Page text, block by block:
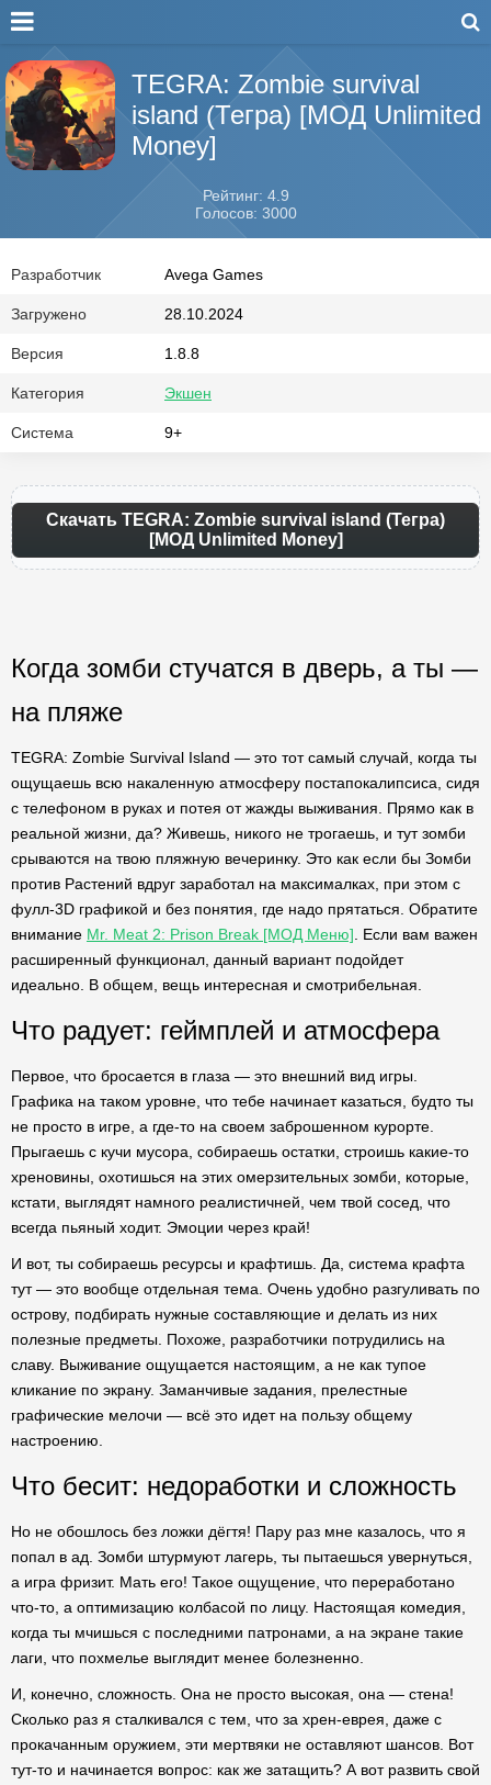
TEGRA: Zombie survival
island (Тегра) [МОД Unlimited
Money]
Рейтинг: 4.9
Голосов: 3000
Разработчик Avega Games
Загружено 28.10.2024
Версия 1.8.8
Категория Экшен
Система 9+
Скачать TEGRA: Zombie survival island (Тегра)
[МОД Unlimited Money]
Когда зомби стучатся в дверь, а ты —
на пляже
TEGRA: Zombie Survival Island — это тот самый случай, когда ты
ощущаешь всю накаленную атмосферу постапокалипсиса, сидя
с телефоном в руках и потея от жажды выживания. Прямо как в
реальной жизни, да? Живешь, никого не трогаешь, и тут зомби
срываются на твою пляжную вечеринку. Это как если бы Зомби
против Растений вдруг заработал на максималках, при этом с
фулл-3D графикой и без понятия, где надо прятаться. Обратите
внимание Mr. Meat 2: Prison Break [МОД Меню] . Если вам важен
расширенный функционал, данный вариант подойдет
идеально. В общем, вещь интересная и смотрибельная.
Что радует: геймплей и атмосфера
Первое, что бросается в глаза — это внешний вид игры.
Графика на таком уровне, что тебе начинает казаться, будто ты
не просто в игре, а где-то на своем заброшенном курорте.
Прыгаешь с кучи мусора, собираешь остатки, строишь какие-то
хреновины, охотишься на этих омерзительных зомби, которые,
кстати, выглядят намного реалистичней, чем твой сосед, что
всегда пьяный ходит. Эмоции через край!
И вот, ты собираешь ресурсы и крафтишь. Да, система крафта
тут — это вообще отдельная тема. Очень удобно разгуливать по
острову, подбирать нужные составляющие и делать из них
полезные предметы. Похоже, разработчики потрудились на
славу. Выживание ощущается настоящим, а не как тупое
кликание по экрану. Заманчивые задания, прелестные
графические мелочи — всё это идет на пользу общему
настроению.
Что бесит: недоработки и сложность
Но не обошлось без ложки дёгтя! Пару раз мне казалось, что я
попал в ад. Зомби штурмуют лагерь, ты пытаешься увернуться,
а игра фризит. Мать его! Такое ощущение, что переработано
что-то, а оптимизацию колбасой по лицу. Настоящая комедия,
когда ты мчишься с последними патронами, а на экране такие
лаги, что похмелье выглядит менее болезненно.
И, конечно, сложность. Она не просто высокая, она — стена!
Сколько раз я сталкивался с тем, что за хрен-еврея, даже с
прокачанным оружием, эти мертвяки не оставляют шансов. Вот
тут-то и начинается вопрос: как же затащить? А вот развить свой